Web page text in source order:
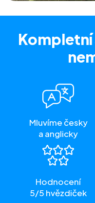
Mluvíme česky
a anglicky
Hodnocení
5/5 hvězdiček